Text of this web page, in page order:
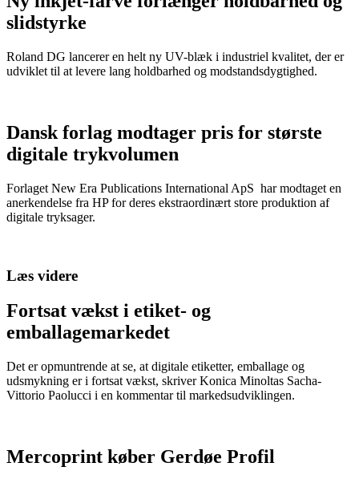
slidstyrke
Roland DG lancerer en helt ny UV-blæk i industriel kvalitet, der er
udviklet til at levere lang holdbarhed og modstandsdygtighed.
Dansk forlag modtager pris for største
digitale trykvolumen
Forlaget New Era Publications International ApS har modtaget en
anerkendelse fra HP for deres ekstraordinært store produktion af
digitale tryksager.
Læs videre
Fortsat vækst i etiket- og
emballagemarkedet
Det er opmuntrende at se, at digitale etiketter, emballage og
udsmykning er i fortsat vækst, skriver Konica Minoltas Sacha-
Vittorio Paolucci i en kommentar til markedsudviklingen.
Mercoprint køber Gerdøe Profil